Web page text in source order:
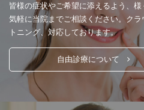
皆様の症状やご希望に添えるよう、
気軽に当院までご相談ください。ク
トニング、対応しております。
自由診療について